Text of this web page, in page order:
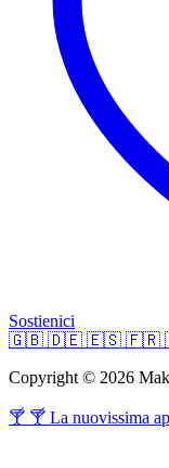
Sostienici
🇬🇧 🇩🇪 🇪🇸 🇫🇷
Copyright © 2026
🍸 🍸 La nuovissima